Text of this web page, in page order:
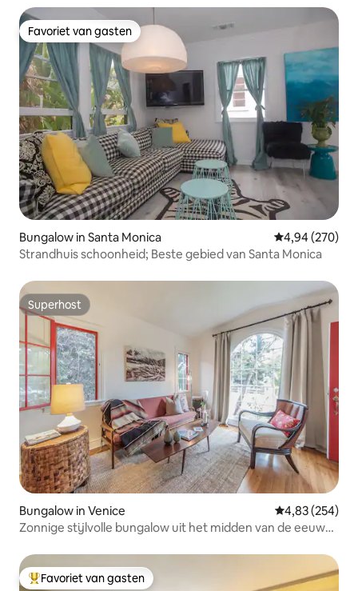
Favoriet van gasten
Favoriet van gasten
Bungalow in Santa Monica Gemiddelde
4,94 (270)
Strandhuis schoonheid; Beste gebied van Santa Monica
Superhost
Superhost
Bungalow in Venice Gemiddelde
4,83 (254)
Zonnige stijlvolle bungalow uit het midden van de eeuw
Topfavoriet van gasten
Favoriet van gasten